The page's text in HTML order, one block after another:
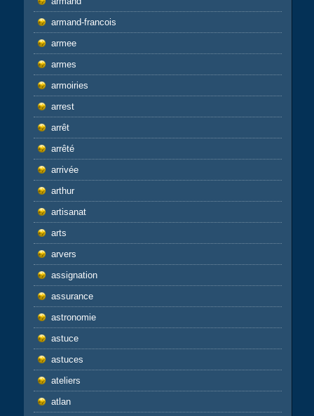
armand-francois
armee
armes
armoiries
arrest
arrêt
arrêté
arrivée
arthur
artisanat
arts
arvers
assignation
assurance
astronomie
astuce
astuces
ateliers
atlan